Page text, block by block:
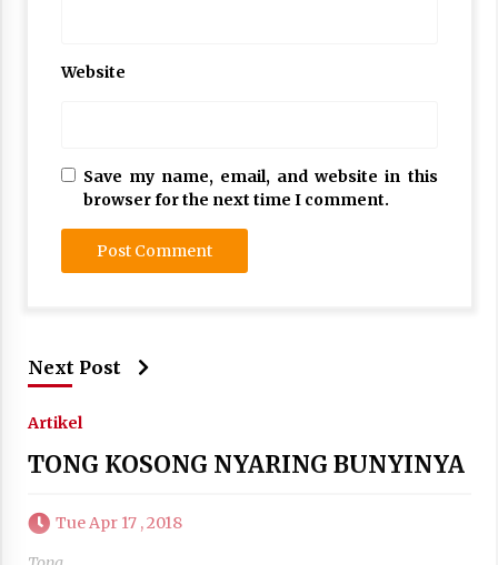
Website
Save my name, email, and website in this
browser for the next time I comment.
Next Post
Artikel
TONG KOSONG NYARING BUNYINYA
Tue Apr 17 , 2018